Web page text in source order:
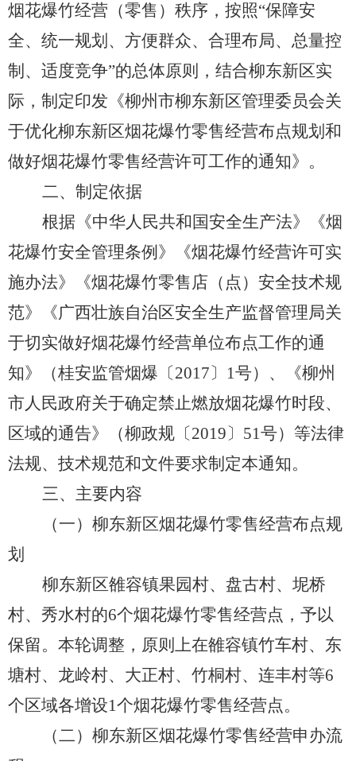
烟花爆竹经营（零售）秩序， 按照“保障安
全、统一规划、方便群众、合理布局、总量控
制、适度竞争”的总体原则，结合柳东新区实
际， 制定印发《柳州市柳东新区管理委员会关
于优化柳东新区烟花爆竹零售经营布点规划和
做好烟花爆竹零售经营许可工作的通知》。
二、制定依据
根据《中华人民共和国安全生产法》《烟
花爆竹安全管理条例》《烟花爆竹经营许可实
施办法》《烟花爆竹零售店（点）安全技术规
范》《广西壮族自治区安全生产监督管理局关
于切实做好烟花爆竹经营单位布点工作的通
知》（桂安监管烟爆〔2017〕1号）、《柳州
市人民政府关于确定禁止燃放烟花爆竹时段、
区域的通告》（柳政规〔2019〕51号）等法律
法规、技术规范和文件要求制定本通知。
三、主要内容
（一）柳东新区烟花爆竹零售经营布点规
划
柳东新区雒容镇果园村、盘古村、坭桥
村、秀水村的6个烟花爆竹零售经营点，予以
保留。 本轮调整，原则上在雒容镇竹车村、东
塘村、龙岭村、大正村、竹桐村、连丰村等6
个区域各增设1个烟花爆竹零售经营点。
（二）柳东新区烟花爆竹零售经营申办流